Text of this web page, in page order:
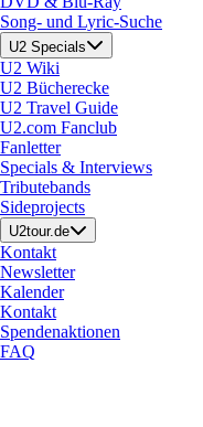
Song- und Lyric-Suche
U2 Specials
U2 Wiki
U2 Bücherecke
U2 Travel Guide
U2.com Fanclub
Fanletter
Specials & Interviews
Tributebands
Sideprojects
U2tour.de
Kontakt
Newsletter
Kalender
Kontakt
Spendenaktionen
FAQ